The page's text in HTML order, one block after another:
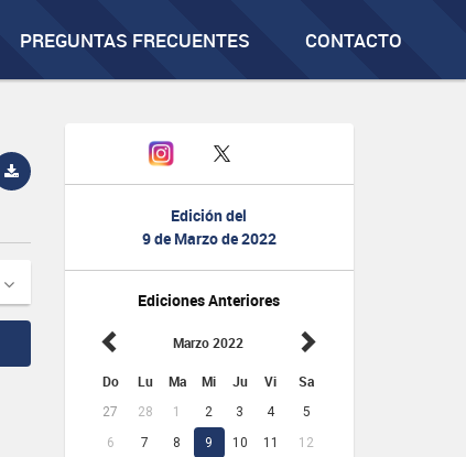
PREGUNTAS FRECUENTES CONTACTO
Edición del
9 de Marzo de 2022
Ediciones Anteriores
Marzo 2022
Do Lu Ma Mi Ju Vi Sa
27 28 1 2 3 4
5
6
7 8 9 10 11
12